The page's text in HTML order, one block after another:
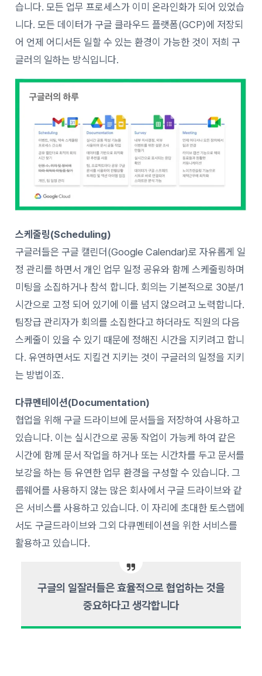
습니다. 모든 업무 프로세스가 이미 온라인화가 되어 있었습
니다. 모든 데이터가 구글 클라우드 플랫폼(GCP)에 저장되
어 언제 어디서든 일할 수 있는 환경이 가능한 것이 저희 구
글러의 일하는 방식입니다.
스케줄링(Scheduling)
구글러들은 구글 캘린더(Google Calendar)로 자유롭게 일
정 관리를 하면서 개인 업무 일정 공유와 함께 스케줄링하며
미팅을 소집하거나 참석 합니다. 회의는 기본적으로 30분/1
시간으로 고정 되어 있기에 이를 넘지 않으려고 노력합니다.
팀장급 관리자가 회의를 소집한다고 하더라도 직원의 다음
스케줄이 있을 수 있기 때문에 정해진 시간을 지키려고 합니
다. 유연하면서도 지킬건 지키는 것이 구글러의 일정을 지키
는 방법이죠.
다큐멘테이션(Documentation)
협업을 위해 구글 드라이브에 문서들을 저장하여 사용하고
있습니다. 이는 실시간으로 공동 작업이 가능케 하여 같은
시간에 함께 문서 작업을 하거나 또는 시간차를 두고 문서를
보강을 하는 등 유연한 업무 환경을 구성할 수 있습니다. 그
룹웨어를 사용하지 않는 많은 회사에서 구글 드라이브와 같
은 서비스를 사용하고 있습니다. 이 자리에 초대한 토스랩에
서도 구글드라이브와 그외 다큐멘테이션을 위한 서비스를
활용하고 있습니다.
구글의 일잘러들은 효율적으로 협업하는 것을
중요하다고 생각합니다